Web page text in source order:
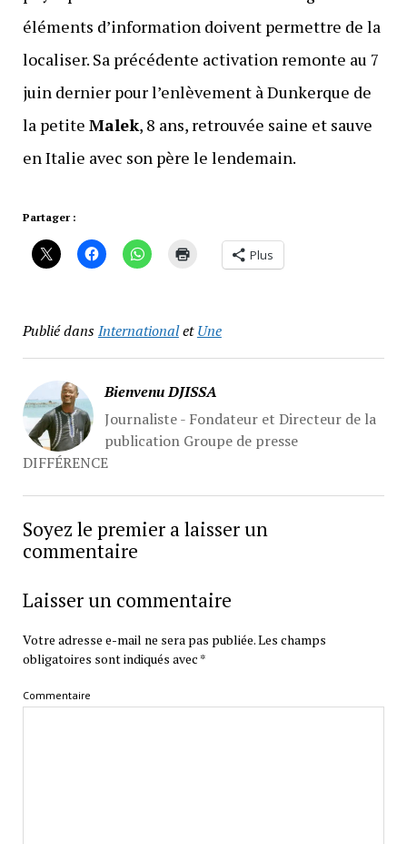
éléments d’information doivent permettre de la
localiser. Sa précédente activation remonte au 7
juin dernier pour l’enlèvement à Dunkerque de
la petite Malek, 8 ans, retrouvée saine et sauve
en Italie avec son père le lendemain.
Partager :
Plus
Publié dansInternationaletUne
Bienvenu DJISSA
Journaliste - Fondateur et Directeur de la
publication Groupe de presse
DIFFÉRENCE
Soyez le premier a laisser un
commentaire
Laisser un commentaire
Votre adresse e-mail ne sera pas publiée.Les champs
obligatoires sont indiqués avec *
Commentaire